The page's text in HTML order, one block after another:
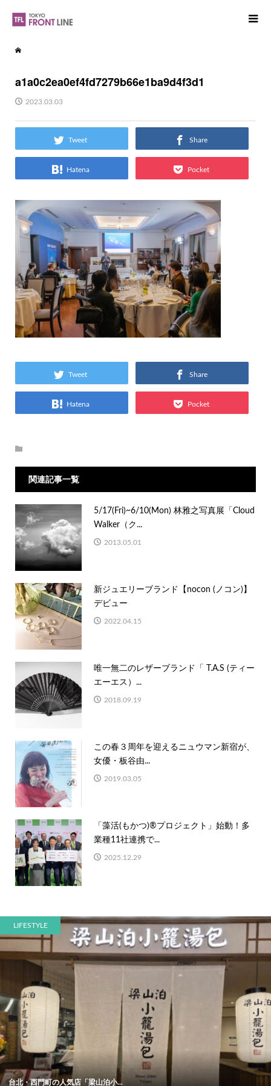
a1a0c2ea0ef4fd7279b66e1ba9d4f3d1
2023.03.03
Tweet Share
Hatena Pocket
Tweet Share
Hatena Pocket
関連記事一覧
5/17(Fri)~6/10(Mon) 林雅之写真展「Cloud
Walker（ク...
2013.05.01
新ジュエリーブランド【nocon (ノコン)】
デビュー
2022.04.15
唯一無二のレザーブランド「 T.A.S (ティー
エーエス）...
2018.09.19
この春３周年を迎えるニュウマン新宿が、
女優・板谷由...
2019.03.05
「藻活(もかつ)®プロジェクト」始動！多
業種11社連携で...
2025.12.29
LIFESTYLE
台北・西門町の人気店「梁山泊小...